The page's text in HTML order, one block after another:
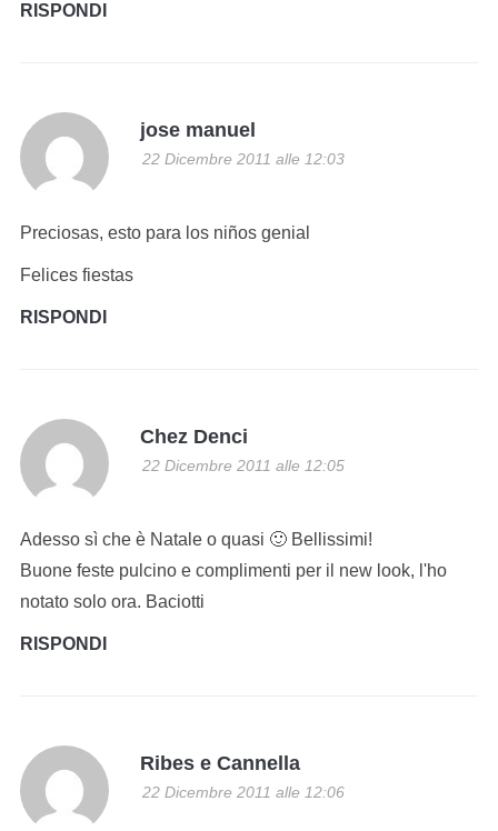
RISPONDI
jose manuel
22 Dicembre 2011 alle 12:03
Preciosas, esto para los niños genial
Felices fiestas
RISPONDI
Chez Denci
22 Dicembre 2011 alle 12:05
Adesso sì che è Natale o quasi 🙂 Bellissimi!
Buone feste pulcino e complimenti per il new look, l'ho
notato solo ora. Baciotti
RISPONDI
Ribes e Cannella
22 Dicembre 2011 alle 12:06